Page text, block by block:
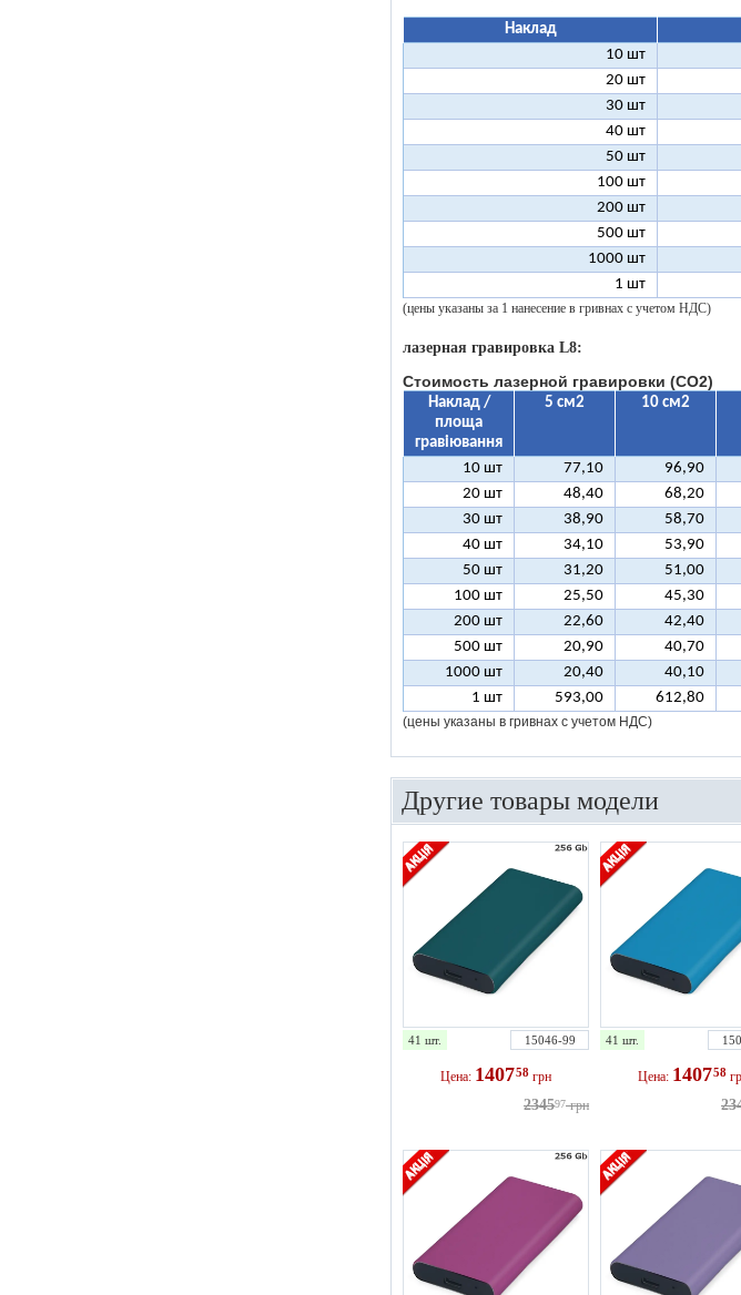
Наклад
10 шт
20 шт
30 шт
40 шт
50 шт
100 шт
200 шт
500 шт
1000 шт
1 шт
(цены указаны за 1 нанесение в гривнах с учетом НДС)
лазерная гравировка L8:
Стоимость лазерной гравировки (CO2)
Наклад /
площа
гравіювання
5 см2 10 см2
10 шт 77,10 96,90
20 шт
48,40 68,20
30 шт
38,90 58,70
40 шт
34,10 53,90
50 шт
31,20 51,00
100 шт
25,50 45,30
200 шт
22,60 42,40
500 шт
20,90 40,70
1000 шт
20,40 40,10
1 шт
593,00 612,80
(цены указаны в гривнах с учетом НДС)
Другие товары модели
41 шт. 15046-99
Цена: 140758 грн
234597 грн
41 шт.
Цена: 140758